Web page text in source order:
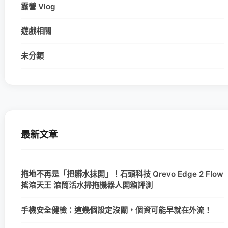
露營 Vlog
遊戲相關
未分類
最新文章
拖地不再是「把髒水抹開」！石頭科技 Qrevo Edge 2 Flow
搖滾天王 滾筒活水掃拖機器人開箱評測
手機安全健檢：這幾個設定沒關，個資可能早就在外流！